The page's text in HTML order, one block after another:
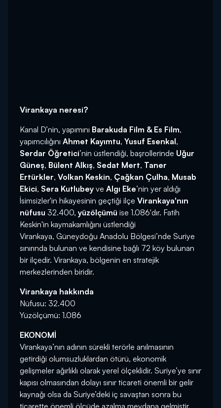
Virankaya neresi?
Kanal D’nin, yapımını Barakuda Film & Es Film,
yapımcılığını Ahmet Kayımtu, Yusuf Esenkal,
Serdar Öğretici’nin üstlendiği, başrollerinde Uğur
Güneş, Bülent Alkış, Sedat Mert, Taner
Ertürkler, Volkan Keskin, Çağkan Çulha, Musab
Ekici, Sera Kutlubey ve Algı Eke’nin yer aldığı
İsimsizler'in hikayesinin geçtiği ilçe Virankaya'nın
nüfusu 32.400, yüzölçümü ise 1.086'dır. Fatih
Keskin'in kaymakamlığını üstlendiği
Virankaya, Güneydoğu Anadolu Bölgesi’nde Suriye
sınırında bulunan ve kendisine bağlı 72 köy bulunan
bir ilçedir. Virankaya, bölgenin en stratejik
merkezlerinden biridir.
Virankaya hakkında
Nüfusu: 32.400
Yüzölçümü: 1.086
EKONOMİ
Virankaya’nın adının sürekli terörle anılmasının
getirdiği olumsuzluklardan ötürü, ekonomik
gelişmeler ağırlıklı olarak yerel ölçeklidir. Suriye’ye sınır
kapısı olmasından dolayı sınır ticareti önemli bir gelir
kaynağı olsa da Suriye’deki iç savaştan sonra bu